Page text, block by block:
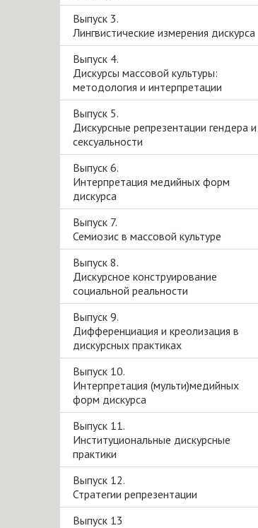
Выпуск 3.
Лингвистические измерения дискурса
Выпуск 4.
Дискурсы массовой культуры:
методология и интерпретации
Выпуск 5.
Дискурсные репрезентации гендера и
сексуальности
Выпуск 6.
Интерпретация медийных форм
дискурса
Выпуск 7.
Семиозис в массовой культуре
Выпуск 8.
Дискурсное конструирование
социальной реальности
Выпуск 9.
Дифференциация и креолизация в
дискурсных практиках
Выпуск 10.
Интерпретация (мульти)медийных
форм дискурса
Выпуск 11.
Институциональные дискурсные
практики
Выпуск 12.
Стратегии репрезентации
Выпуск 13